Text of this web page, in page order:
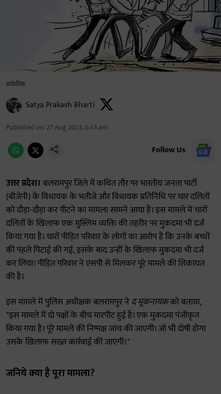
सांकेतिक
Satya Prakash Bharti
Published on: 27 Aug 2023, 6:43 am
Follow Us
उत्तर प्रदेश। बलरामपुर जिले में कथित तौर पर भारतीय जनता पार्टी
(बीजेपी) के विधायक के भतीजे और विधायक प्रतिनिधि पर चार दलितों
को दौड़ा-दौड़ा कर पीटने का मामला सामने आया है। इस मामले में चारों
दलितों के खिलाफ एक मुस्लिम व्यक्ति की तहरीर पर मुकदमा भी दर्ज
किया गया है। चारों पीड़ित परिवार के लोगों का आरोप है कि उनके बच्चों
की पहले पिटाई की गई, इसके बाद उन्हीं के खिलाफ मुकदमा भी दर्ज
कर लिया। पीड़ित परिवार ने एसपी से मिलकर पूरे मामले की शिकायत
की है।
इस मामले में पुलिस अधीक्षक बलरामपुर ने द मूकनायकको बताया,
"इस मामले में दो पक्षों के बीच मारपीट हुई है। एक मुकदमा पंजीकृत
किया गया है। पूरे मामले की निष्पक्ष जांच की जाएगी। जो भी दोषी होगा
उसके खिलाफ सख्त कार्रवाई की जाएगी।"
जनिये क्या है पूरा मामला?